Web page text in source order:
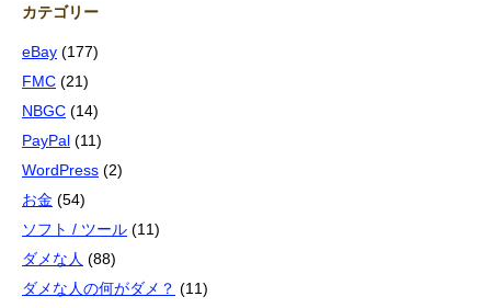
カテゴリー
eBay (177)
FMC (21)
NBGC (14)
PayPal (11)
WordPress (2)
お金 (54)
ソフト / ツール (11)
ダメな人 (88)
ダメな人の何がダメ？ (11)